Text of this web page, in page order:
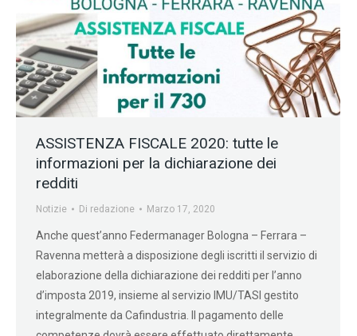
ASSISTENZA FISCALE 2020: tutte le
informazioni per la dichiarazione dei
redditi
Notizie Di redazione Marzo 17, 2020
Anche quest’anno Federmanager Bologna – Ferrara –
Ravenna metterà a disposizione degli iscritti il servizio di
elaborazione della dichiarazione dei redditi per l’anno
d’imposta 2019, insieme al servizio IMU/TASI gestito
integralmente da Cafindustria. Il pagamento delle